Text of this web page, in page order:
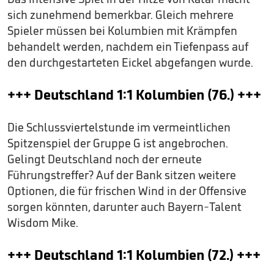
sich zunehmend bemerkbar. Gleich mehrere
Spieler müssen bei Kolumbien mit Krämpfen
behandelt werden, nachdem ein Tiefenpass auf
den durchgestarteten Eickel abgefangen wurde.
+++ Deutschland 1:1 Kolumbien (76.) +++
Die Schlussviertelstunde im vermeintlichen
Spitzenspiel der Gruppe G ist angebrochen.
Gelingt Deutschland noch der erneute
Führungstreffer? Auf der Bank sitzen weitere
Optionen, die für frischen Wind in der Offensive
sorgen könnten, darunter auch Bayern-Talent
Wisdom Mike.
+++ Deutschland 1:1 Kolumbien (72.) +++